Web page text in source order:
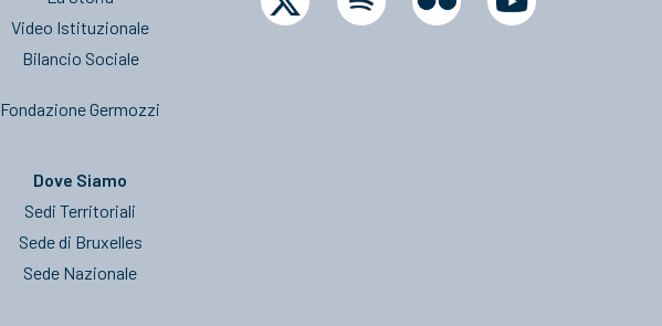
Video Istituzionale
Bilancio Sociale
Fondazione Germozzi
Dove Siamo
Sedi Territoriali
Sede di Bruxelles
Sede Nazionale